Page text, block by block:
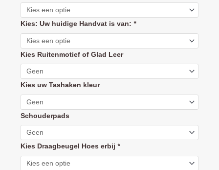
Kies: Uw huidige Handvat is van: *
Kies Ruitenmotief of Glad Leer
Kies uw Tashaken kleur
Schouderpads
Kies Draagbeugel Hoes erbij *
Buffalo
handvat
(duwbeugel
bekleding)
aantal